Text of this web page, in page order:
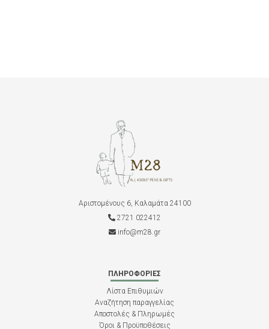
Αριστομένους 6, Καλαμάτα 24100
2721 022412
info@m28.gr
ΠΛΗΡΟΦΟΡΊΕΣ
Λίστα Επιθυμιών
Αναζήτηση παραγγελίας
Αποστολές & Πληρωμές
Όροι & Προϋποθέσεις